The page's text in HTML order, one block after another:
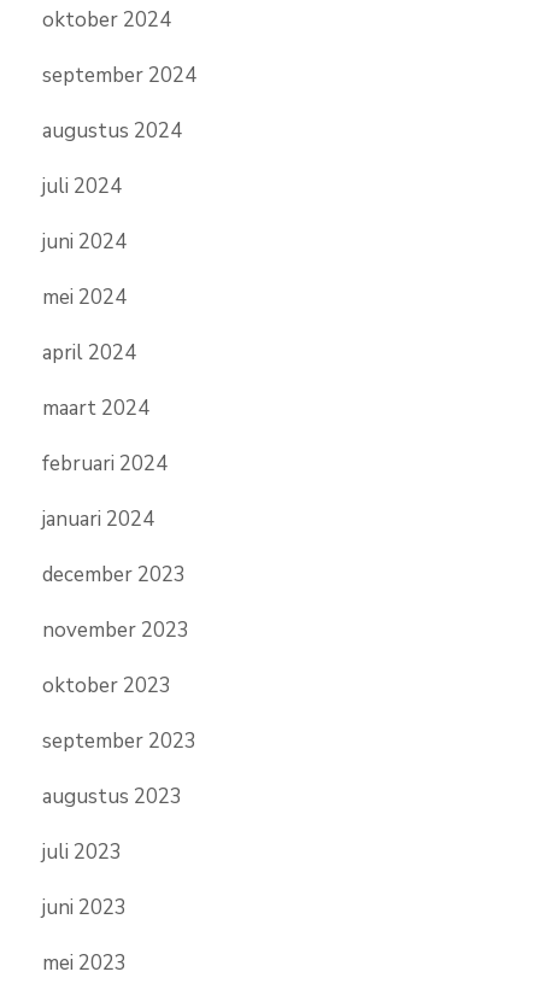
oktober 2024
september 2024
augustus 2024
juli 2024
juni 2024
mei 2024
april 2024
maart 2024
februari 2024
januari 2024
december 2023
november 2023
oktober 2023
september 2023
augustus 2023
juli 2023
juni 2023
mei 2023